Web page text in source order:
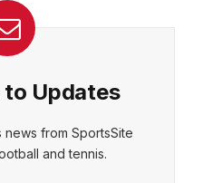
Updates
news from SportsSite
and tennis.